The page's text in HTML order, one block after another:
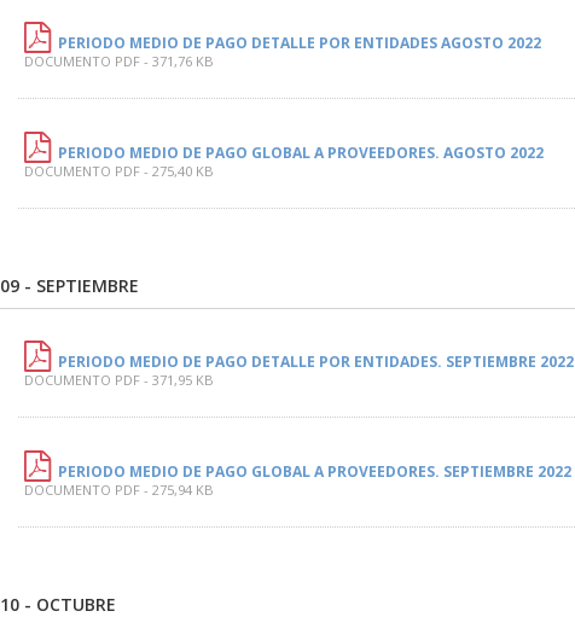
PERIODO MEDIO DE PAGO DETALLE POR ENTIDADES AGOSTO 2022
DOCUMENTO PDF - 371,76 KB
PERIODO MEDIO DE PAGO GLOBAL A PROVEEDORES. AGOSTO 2022
DOCUMENTO PDF - 275,40 KB
09 - SEPTIEMBRE
PERIODO MEDIO DE PAGO DETALLE POR ENTIDADES. SEPTIEMBRE 2022
DOCUMENTO PDF - 371,95 KB
PERIODO MEDIO DE PAGO GLOBAL A PROVEEDORES. SEPTIEMBRE 2022
DOCUMENTO PDF - 275,94 KB
10 - OCTUBRE